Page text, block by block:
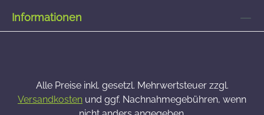
Informationen
Alle Preise inkl. gesetzl. Mehrwertsteuer zzgl.
Versandkosten und ggf. Nachnahmegebühren, wenn